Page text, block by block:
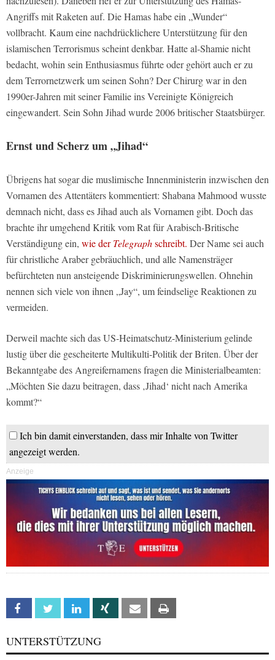
Angriffs mit Raketen auf. Die Hamas habe ein „Wunder“
vollbracht. Kaum eine nachdrücklichere Unterstützung für den
islamischen Terrorismus scheint denkbar. Hatte al-Shamie nicht
bedacht, wohin sein Enthusiasmus führte oder gehört auch er zu
dem Terrornetzwerk um seinen Sohn? Der Chirurg war in den
1990er-Jahren mit seiner Familie ins Vereinigte Königreich
eingewandert. Sein Sohn Jihad wurde 2006 britischer Staatsbürger.
Ernst und Scherz um „Jihad“
Übrigens hat sogar die muslimische Innenministerin inzwischen den
Vornamen des Attentäters kommentiert: Shabana Mahmood wusste
demnach nicht, dass es Jihad auch als Vornamen gibt. Doch das
brachte ihr umgehend Kritik vom Rat für Arabisch-Britische
Verständigung ein, wie derTelegraphschreibt. Der Name sei auch
für christliche Araber gebräuchlich, und alle Namensträger
befürchteten nun ansteigende Diskriminierungswellen. Ohnehin
nennen sich viele von ihnen „Jay“, um feindselige Reaktionen zu
vermeiden.
Derweil machte sich das US-Heimatschutz-Ministerium gelinde
lustig über die gescheiterte Multikulti-Politik der Briten. Über der
Bekanntgabe des Angreifernamens fragen die Ministerialbeamten:
„Möchten Sie dazu beitragen, dass ‚Jihad‘ nicht nach Amerika
kommt?“
Ich bin damit einverstanden, dass mir Inhalte von Twitter
angezeigt werden.
Anzeige
Facebook Twitter Linkedin Xing Email
UNTERSTÜTZUNG